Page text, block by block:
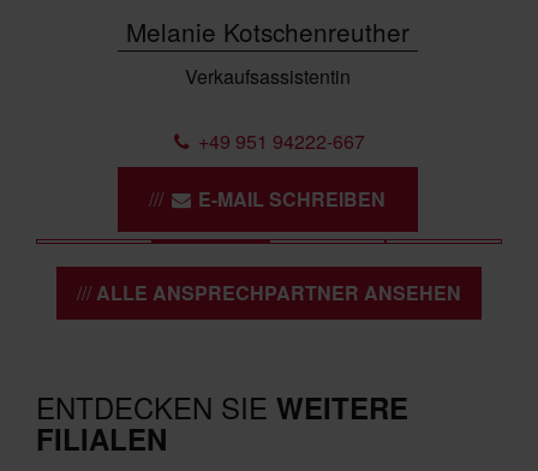
Melanie Kotschenreuther
Verkaufsassistentin
+49 951 94222-667
E-MAIL SCHREIBEN
ALLE ANSPRECHPARTNER ANSEHEN
ENTDECKEN SIE WEITERE
FILIALEN